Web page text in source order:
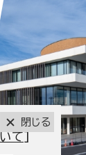
て]
閉じる